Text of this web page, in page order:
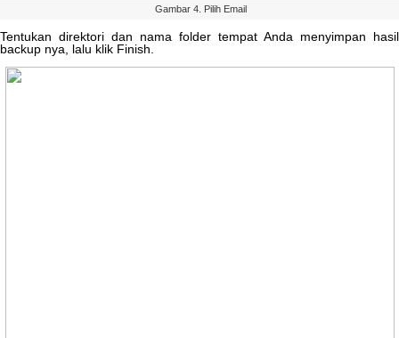
Gambar 4. Pilih Email
Tentukan direktori dan nama folder tempat Anda menyimpan
hasil
backup nya lalu klik Finish